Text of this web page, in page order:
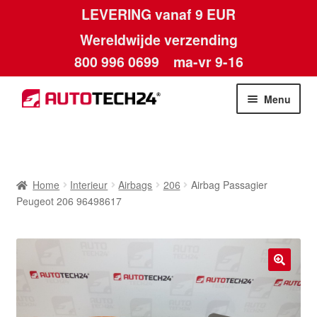
LEVERING vanaf 9 EUR
Wereldwijde verzending
800 996 0699 ma-vr 9-16
Ga
door
Ga
naar
Menu
Home Interieur Airbags 206
Airbag Passagier
Peugeot 206 96498617
🔍